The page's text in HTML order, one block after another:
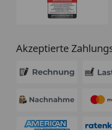
Akzeptierte